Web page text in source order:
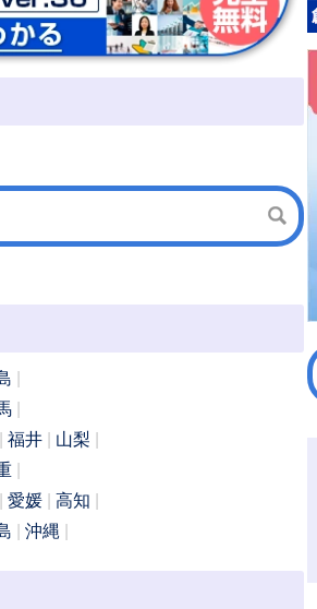
福井
山梨
愛媛
高知
沖縄